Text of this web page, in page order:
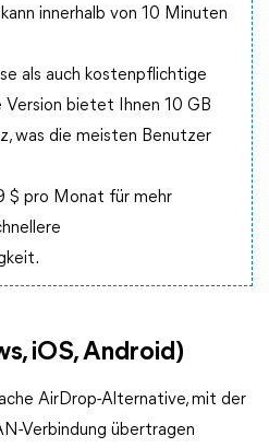
innerhalb von 10 Minuten
als auch kostenpflichtige
Version bietet Ihnen 10 GB
was die meisten Benutzer
$ pro Monat für mehr
iOS, Android)
AirDrop-Alternative, mit der
Verbindung übertragen